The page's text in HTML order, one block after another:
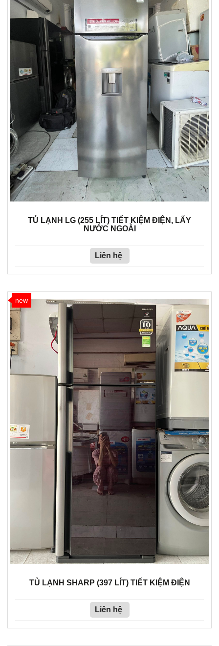
TỦ LẠNH LG (255 LÍT) TIẾT KIỆM ĐIỆN, LẤY
NƯỚC NGOÀI
Liên hệ
new
TỦ LẠNH SHARP (397 LÍT) TIẾT KIỆM ĐIỆN
Liên hệ